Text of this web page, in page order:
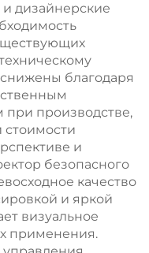
дизайнерские
благодаря
производстве,
стоимости
и
безопасного
качество
и яркой
визуальное
применения.